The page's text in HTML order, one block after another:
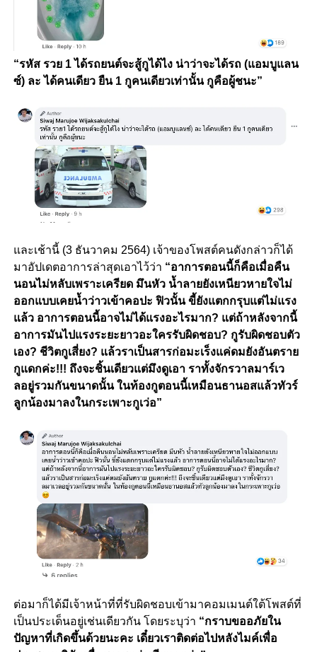
“รหัส รวย 1 ได้รถยนต์จะสู้กูได้ไง น่าว่าจะได้รถ (แอมบูแลน
ซ์) ละ ได้คนเดียว ยืน 1 กูคนเดียวเท่านั้น กูคือผู้ชนะ”
และเช้านี้ (3 ธันวาคม 2564) เจ้าของโพสต์คนดังกล่าวก็ได้
มาอัปเดตอาการล่าสุดเอาไว้ว่า “อาการตอนนี้ก็คือเมื่อคืน
นอนไม่หลับเพราะเครียด มึนหัว น้ำลายยังเหนียวหายใจไม่
ออกแบบเคยน้ำว่าวเข้าคอปะ ฟิวนั้น ขี้ยังแตกกรุบแต่ไม่แรง
แล้ว อาการตอนนี้อาจไม่ได้แรงอะไรมาก? แต่ถ้าหลังจากนี้
อาการมันไปแรงระยะยาวอะใครรับผิดชอบ? กูรับผิดชอบตัว
เอง? ชีวิตกูเสี่ยง? แล้วราเป็นสารก่อมะเร็งแค่ดมยังอันตราย
กูแดกค่ะ!!! ถึงจะชิ้นเดียวแต่มึงดูเอา ราทั้งจักรวาลมาร์เว
ลอยู่รวมกันขนาดนั้น ในท้องกูตอนนี้เหมือนธานอสแล้วทัวร์
ลูกน้องมาลงในกระเพาะกูเว่อ”
ต่อมาก็ได้มีเจ้าหน้าที่ที่รับผิดชอบเข้ามาคอมเมนต์ใต้โพสต์ที่
เป็นประเด็นอยู่เช่นเดียวกัน โดยระบุว่า “กราบขออภัยใน
ปัญหาที่เกิดขึ้นด้วยนะคะ เดี๋ยวเราติดต่อไปหลังไมค์เพื่อ